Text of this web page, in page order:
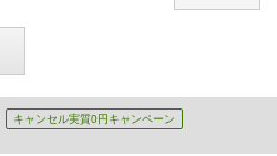
キャンセル実質0円キャンペーン